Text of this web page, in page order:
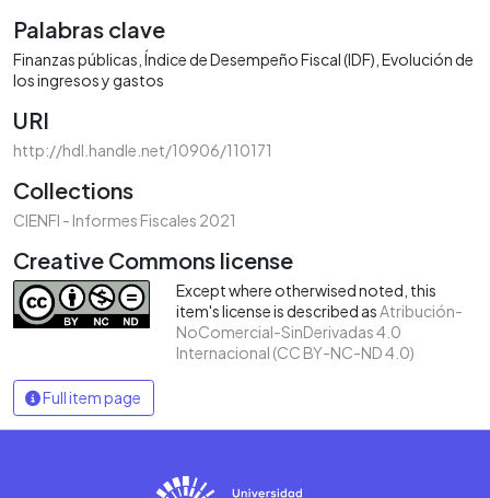
Palabras clave
Finanzas públicas Índice de Desempeño Fiscal (IDF) Evolución de
los ingresos y gastos
URI
http://hdl.handle.net/10906/110171
Collections
CIENFI - Informes Fiscales 2021
Creative Commons license
Except where otherwised noted, this
item's license is described asAtribución-
NoComercial-SinDerivadas 4.0
Internacional (CC BY-NC-ND 4.0)
Full item page